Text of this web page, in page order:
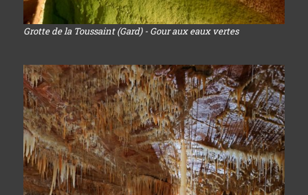
Grotte de la Toussaint (Gard) - Gour aux eaux vertes